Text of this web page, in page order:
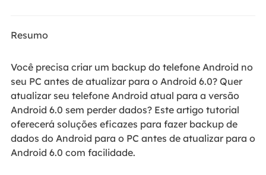
Resumo
Você precisa criar um backup do telefone Android no
seu PC antes de atualizar para o Android 6.0? Quer
atualizar seu telefone Android atual para a versão
Android 6.0 sem perder dados? Este artigo tutorial
oferecerá soluções eficazes para fazer backup de
dados do Android para o PC antes de atualizar para o
Android 6.0 com facilidade.